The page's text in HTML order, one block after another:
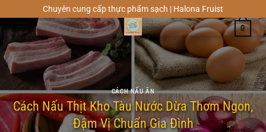
đến
dung
Chuyên cung cấp thực phẩm sạch | Halona Fruist
0
CÁCH NẤU ĂN
Cách Nấu Thịt Kho Tàu Nước Dừa Thơm Ngon,
Đậm Vị Chuẩn Gia Đình